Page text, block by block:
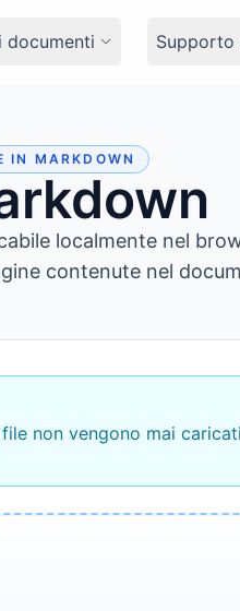
documenti Supporto
IN MARKDOWN
localmente nel
contenute nel
non vengono mai